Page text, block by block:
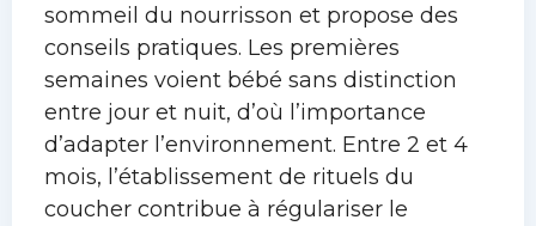
sommeil du nourrisson et propose des
conseils pratiques. Les premières
semaines voient bébé sans distinction
entre jour et nuit, d’où l’importance
d’adapter l’environnement. Entre 2 et 4
mois, l’établissement de rituels du
coucher contribue à régulariser le